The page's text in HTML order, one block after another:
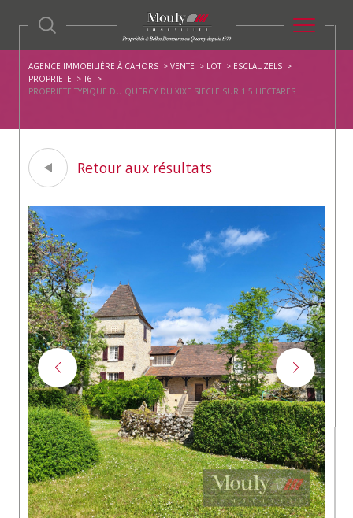
AGENCE IMMOBILIÈRE À CAHORS VENTE LOT
ESCLAUZELS
PROPRIETE
T6
PROPRIETE TYPIQUE DU QUERCY DU XIXE SIECLE SUR 1 5 HECTARES
Retour aux résultats